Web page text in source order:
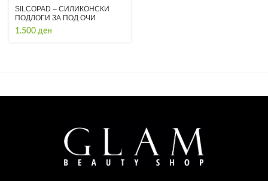
SILCOPAD – СИЛИКОНСКИ
ПОДЛОГИ ЗА ПОД ОЧИ
1.500 ден